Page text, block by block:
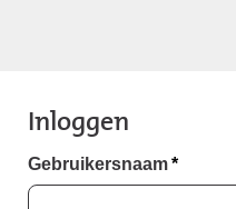
Inloggen
Gebruikersnaam*